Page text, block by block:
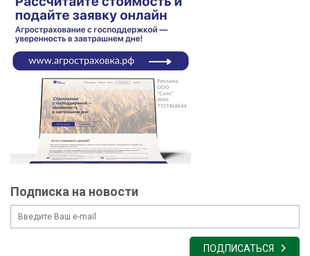
Подписка на новости
ПОДПИСАТЬСЯ